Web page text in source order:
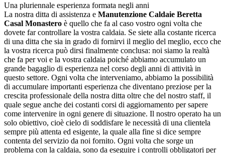
Una pluriennale esperienza formata negli anni
La nostra ditta di assistenza e Manutenzione Caldaie Beretta
Casal Monastero è quello che fa al caso vostro ogni volta che
dovete far controllare la vostra caldaia. Se siete alla costante ricerca
di una ditta che sia in grado di fornirvi il meglio del meglio, ecco che
la vostra ricerca può dirsi finalmente conclusa: noi siamo la realtà
che fa per voi e la vostra caldaia poiché abbiamo accumulato un
grande bagaglio di esperienza nel corso degli anni di attività in
questo settore. Ogni volta che interveniamo, abbiamo la possibilità
di accumulare importanti esperienza che diventano preziose per la
crescita professionale della nostra ditta oltre che del nostro staff, il
quale segue anche dei costanti corsi di aggiornamento per sapere
come intervenire in ogni genere di situazione. Il nostro operato ha un
solo obiettivo, cioè cielo di soddisfare le necessità di una clientela
sempre più attenta ed esigente, la quale alla fine si dice sempre
contenta del servizio da noi fornito. Ogni volta che sorge un
problema con la caldaia, sono da eseguire i controlli obbligatori per